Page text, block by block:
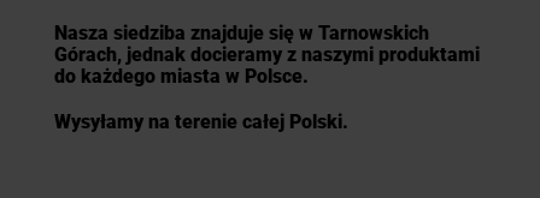
Nasza siedziba znajduje się w Tarnowskich
Górach, jednak docieramy z naszymi produktami
do każdego miasta w Polsce.
Wysyłamy na terenie całej Polski.